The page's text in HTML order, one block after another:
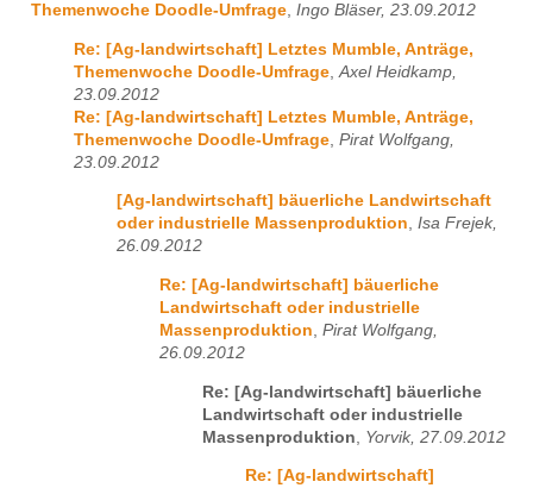
Themenwoche Doodle-Umfrage, Ingo Bläser, 23.09.2012
Re: [Ag-landwirtschaft] Letztes Mumble, Anträge,
Themenwoche Doodle-Umfrage Axel Heidkamp,
23.09.2012
Re: [Ag-landwirtschaft] Letztes Mumble, Anträge,
Themenwoche Doodle-Umfrage Pirat Wolfgang,
23.09.2012
[Ag-landwirtschaft] bäuerliche Landwirtschaft
oder industrielle Massenproduktion, Isa Frejek,
26.09.2012
Re: [Ag-landwirtschaft] bäuerliche
Landwirtschaft oder industrielle
Massenproduktion Pirat Wolfgang,
26.09.2012
Re: [Ag-landwirtschaft] bäuerliche
Landwirtschaft oder industrielle
Massenproduktion
Yorvik, 27.09.2012
Re: [Ag-landwirtschaft]